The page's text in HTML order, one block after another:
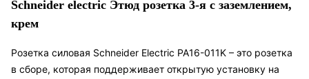
Schneider electric Этюд розетка 3-я с заземлением,
крем
Розетка силовая Schneider Electric PA16-011K – это розетка
в сборе, которая поддерживает открытую установку на